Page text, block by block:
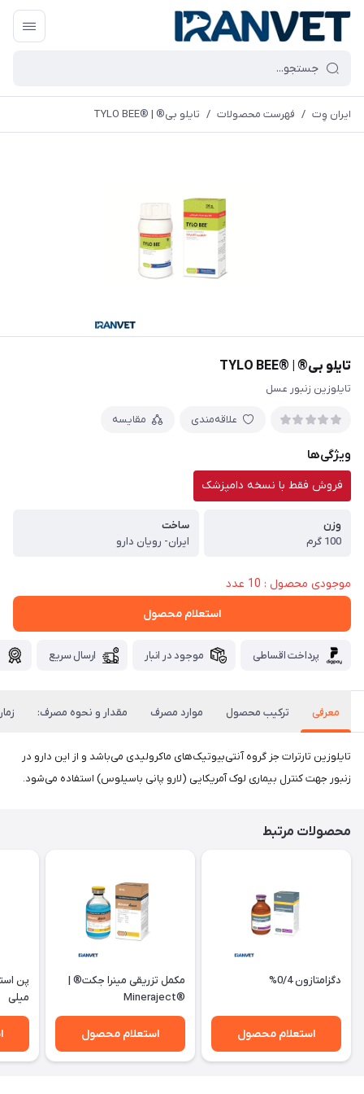
ایران وِت / فهرست محصولات / تايلو بی® | ®TYLO BEE
تايلو بی® | ®TYLO BEE
تایلوزین زنبور عسل
علاقه‌مندی مقایسه
ویژگی‌ها
فروش فقط با نسخه دامپزشک
وزن
100 گرم
ساخت
ایران- رویان دارو
موجودی محصول : 10 عدد
استعلام محصول
پرداخت اقساطی موجود در انبار ارسال سریع
معرفی ترکیب محصول موارد مصرف مقدار و نحوه مصرف:
تایلوزین تارترات جز گروه آنتی‌بیوتیک‌های ماکرولیدی می‌باشد و از این دارو در
زنبور جهت کنترل بیماری لوک آمریکایی (لارو پانی باسیلوس) استفاده می‌شود.
محصولات مرتبط
دگزامتازون 0/4%
استعلام محصول
مکمل تزریقی مینرا جکت® |
®Mineraject
استعلام محصول
میلی